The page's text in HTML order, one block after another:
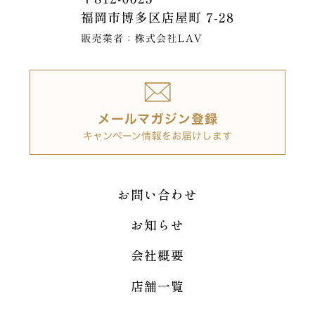
お問い合わせ
お知らせ
会社概要
店舗一覧